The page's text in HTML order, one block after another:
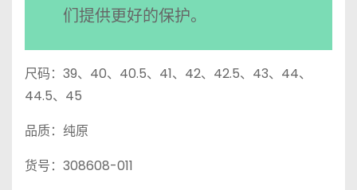
们提供更好的保护。
尺码：39、40、40.5、41、42、42.5、43、44、
44.5、45
品质：纯原
货号：308608-011